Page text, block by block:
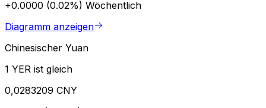
+0.0000 (0.02%) Wöchentlich
Diagramm anzeigen
Chinesischer Yuan
1 YER ist gleich
0,0283209 CNY